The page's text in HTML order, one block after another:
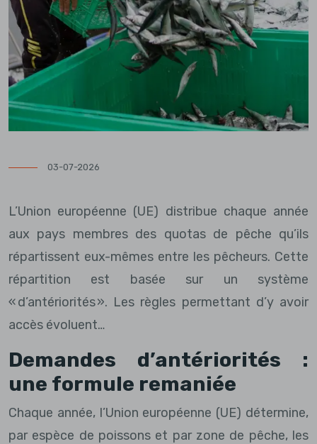
03-07-2026
L’Union européenne (UE) distribue chaque année
aux pays membres des quotas de pêche qu’ils
répartissent eux-mêmes entre les pêcheurs. Cette
répartition est basée sur un système
« d’antériorités ». Les règles permettant d’y avoir
accès évoluent…
Demandes d’antériorités :
une formule remaniée
Chaque année, l’Union européenne (UE) détermine,
par espèce de poissons et par zone de pêche, les